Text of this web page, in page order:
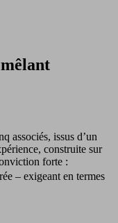
associés, issus d’un
construite sur
forte :
– exigeant en termes